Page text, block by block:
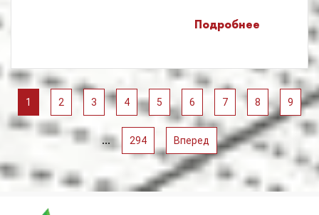
Подробнее
1 2 3 4 5 6 7 8 9
... 294 Вперед